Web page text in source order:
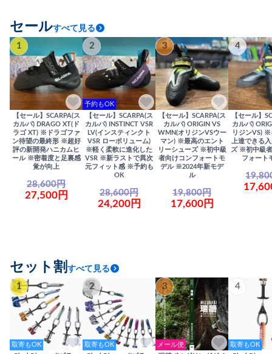
セールすべて見る
1
【セール】SCARPA(ス
カルパ) DRAGO XT(ド
ラゴ XT) ※ドラゴファ
ン待望の最終形 ※超好
評の新開発ハニカムヒ
ール ※密着度と足裏感
覚が向上
28,600円
27,500円
2
予約もOK
【セール】SCARPA(ス
カルパ) INSTINCT VSR
LV(インスティンクト
VSR ローボリューム)
※軽く柔軟に進化した
VSR ※新ラストで異次
元フィット感 ※予約も
OK
28,600円
24,200円
3
【セール】SCARPA(ス
カルパ) ORIGIN VS
WMN(オリジンVSウー
マン) ※最高のエント
リーシューズ ※初中級
者向けコンフォートモ
デル ※2024年新モデ
ル
19,800円
17,600円
4
【セール】
カルパ)
リジンVS) ※
上達できる
ズ ※初中級
フォート
セット割 すべて見る
1
取寄もOK
2
取寄もOK
3
メール便
4
取寄もOK